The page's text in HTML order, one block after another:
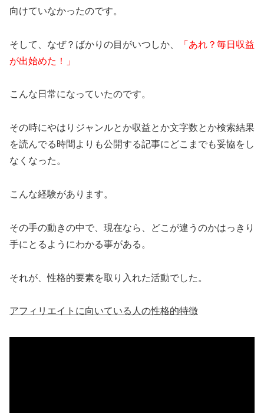
向けていなかったのです。
そして、なぜ？ばかりの目がいつしか、
「あれ？毎日収益
が出始めた！」
こんな日常になっていたのです。
その時にやはりジャンルとか収益とか文字数とか検索結果
を読んでる時間よりも公開する記事にどこまでも妥協をし
なくなった。
こんな経験があります。
その手の動きの中で、現在なら、どこが違うのかはっきり
手にとるようにわかる事がある。
それが、性格的要素を取り入れた活動でした。
アフィリエイトに向いている人の性格的特徴